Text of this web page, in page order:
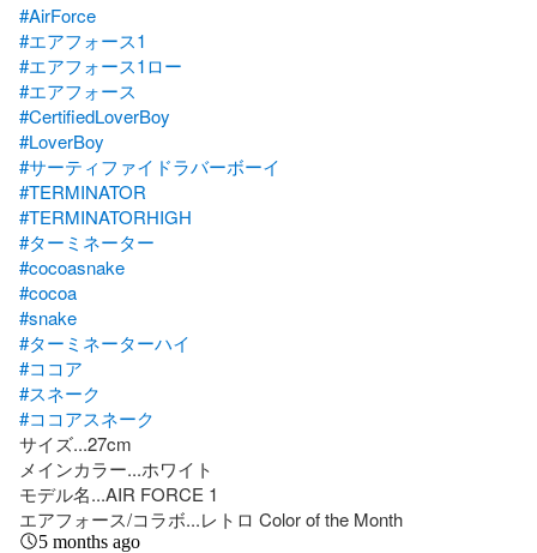
#AirForce
#エアフォース1
#エアフォース1ロー
#エアフォース
#CertifiedLoverBoy
#LoverBoy
#サーティファイドラバーボーイ
#TERMINATOR
#TERMINATORHIGH
#ターミネーター
#cocoasnake
#cocoa
#snake
#ターミネーターハイ
#ココア
#スネーク
#ココアスネーク
サイズ...27cm
メインカラー...ホワイト
モデル名...AIR FORCE 1
エアフォース/コラボ...レトロ Color of the Month
5 months ago